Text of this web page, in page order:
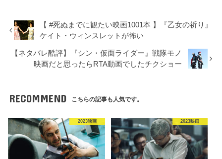
【 #死ぬまでに観たい映画1001本 】『乙女の祈り』
ケイト・ウィンスレットが怖い
【ネタバレ酷評】『シン・仮面ライダー』戦隊モノ
映画だと思ったらRTA動画でしたチクショー
RECOMMEND こちらの記事も人気です。
2023映画 2023映画